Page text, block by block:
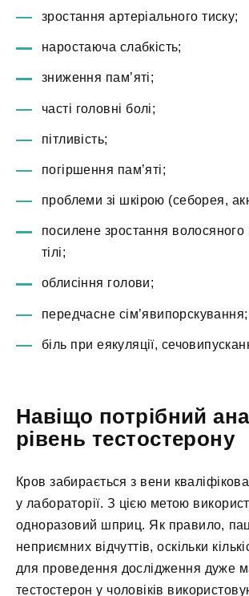
зростання артеріального тиску;
наростаюча слабкість;
зниження пам’яті;
часті головні болі;
пітливість;
погіршення пам’яті;
проблеми зі шкірою (себорея,
посилене зростання волосяного
тілі;
облисіння голови;
передчасне сім’явипорскування;
біль при еякуляції,
Навіщо потрібний
рівень тестостерону
Кров забирається з вени
у лабораторії. З цією метою
одноразовий шприц. Як правило,
неприємних відчуттів, оскільки
для проведення дослідження дуже
тестостерон у чоловіків